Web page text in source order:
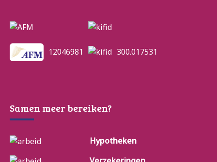
12046981 300.017531
Samen meer bereiken?
Hypotheken